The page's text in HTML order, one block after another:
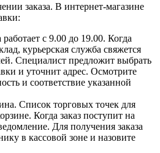
заказа. В интернет-магазине
работает с 9.00 до 19.00. Когда
курьерская служба свяжется
Специалист предложит выбрать
и уточнит адрес. Осмотрите
и соответствие указанной
Список торговых точек для
Когда заказ поступит на
Для получения заказа
в кассовой зоне и назовите